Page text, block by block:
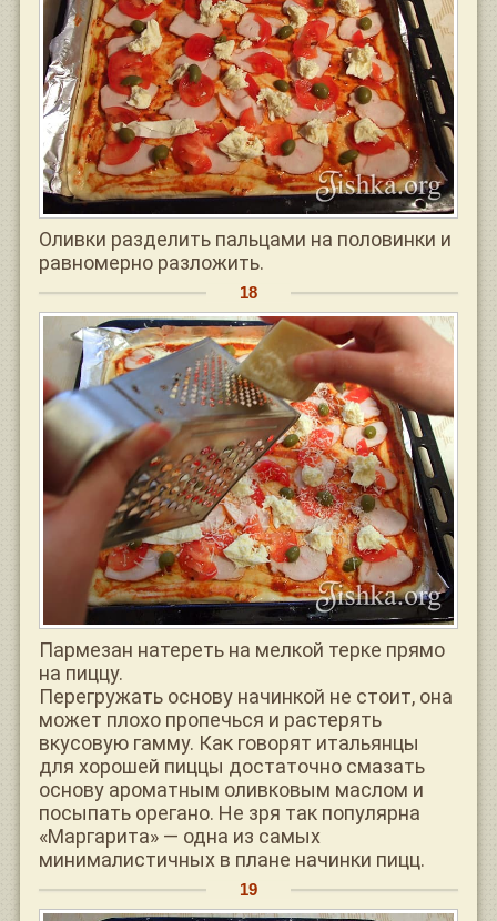
Оливки разделить пальцами на половинки и
равномерно разложить.
Пармезан натереть на мелкой терке прямо
на пиццу.
Перегружать основу начинкой не стоит, она
может плохо пропечься и растерять
вкусовую гамму. Как говорят итальянцы
для хорошей пиццы достаточно смазать
основу ароматным оливковым маслом и
посыпать орегано. Не зря так популярна
«Маргарита» — одна из самых
минималистичных в плане начинки пицц.